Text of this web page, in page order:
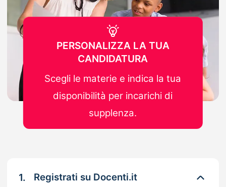
1. Registrati su Docenti.it
PERSONALIZZA LA TUA
CANDIDATURA
Scegli le materie e indica la tua
disponibilità per incarichi di
supplenza.